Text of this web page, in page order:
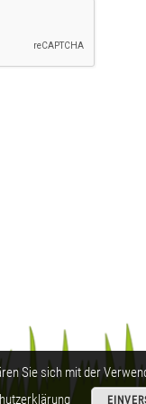
Sie sich mit der